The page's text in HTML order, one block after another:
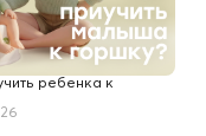
ребенка к